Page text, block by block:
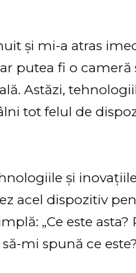
și mi-a atras
putea fi o
Astăzi,
tot felul de
și
acel dispozitiv
„Ce este
mi spună ce